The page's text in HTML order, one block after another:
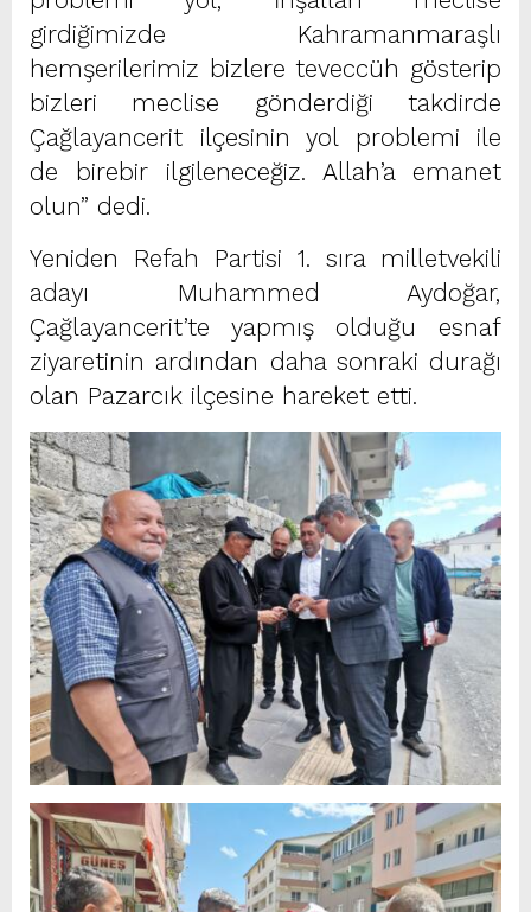
girdiğimizde Kahramanmaraşlı
hemşerilerimiz bizlere teveccüh gösterip
bizleri meclise gönderdiği takdirde
Çağlayancerit ilçesinin yol problemi ile
de birebir ilgileneceğiz. Allah’a emanet
olun” dedi.
Yeniden Refah Partisi 1. sıra milletvekili
adayı Muhammed Aydoğar,
Çağlayancerit’te yapmış olduğu esnaf
ziyaretinin ardından daha sonraki durağı
olan Pazarcık ilçesine hareket etti.